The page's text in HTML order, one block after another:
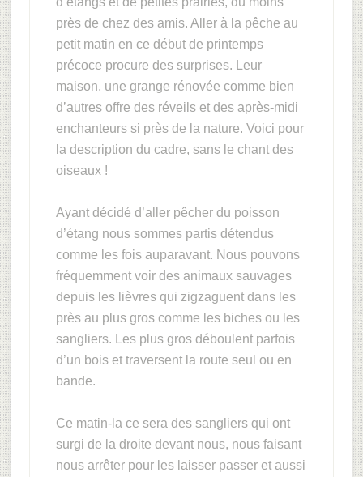
près de chez des amis. Aller à la pêche au
petit matin en ce début de printemps
précoce procure des surprises. Leur
maison, une grange rénovée comme bien
d’autres offre des réveils et des après-midi
enchanteurs si près de la nature. Voici pour
la description du cadre, sans le chant des
oiseaux !
Ayant décidé d’aller pêcher du poisson
d’étang nous sommes partis détendus
comme les fois auparavant. Nous pouvons
fréquemment voir des animaux sauvages
depuis les lièvres qui zigzaguent dans les
près au plus gros comme les biches ou les
sangliers. Les plus gros déboulent parfois
d’un bois et traversent la route seul ou en
bande.
Ce matin-la ce sera des sangliers qui ont
surgi de la droite devant nous, nous faisant
nous arrêter pour les laisser passer et aussi